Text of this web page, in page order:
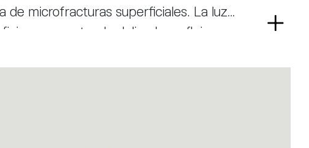
de microfracturas superficiales. La luz
y proyectando delicados reflejos en
una alta calidad lumínica. Es una
Read